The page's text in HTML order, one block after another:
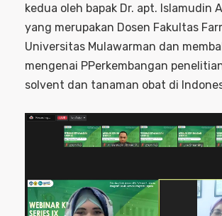
kedua oleh bapak Dr. apt. Islamudin
yang merupakan Dosen Fakultas
Universitas Mulawarman dan
mengenai PPerkembangan
solvent dan tanaman obat di